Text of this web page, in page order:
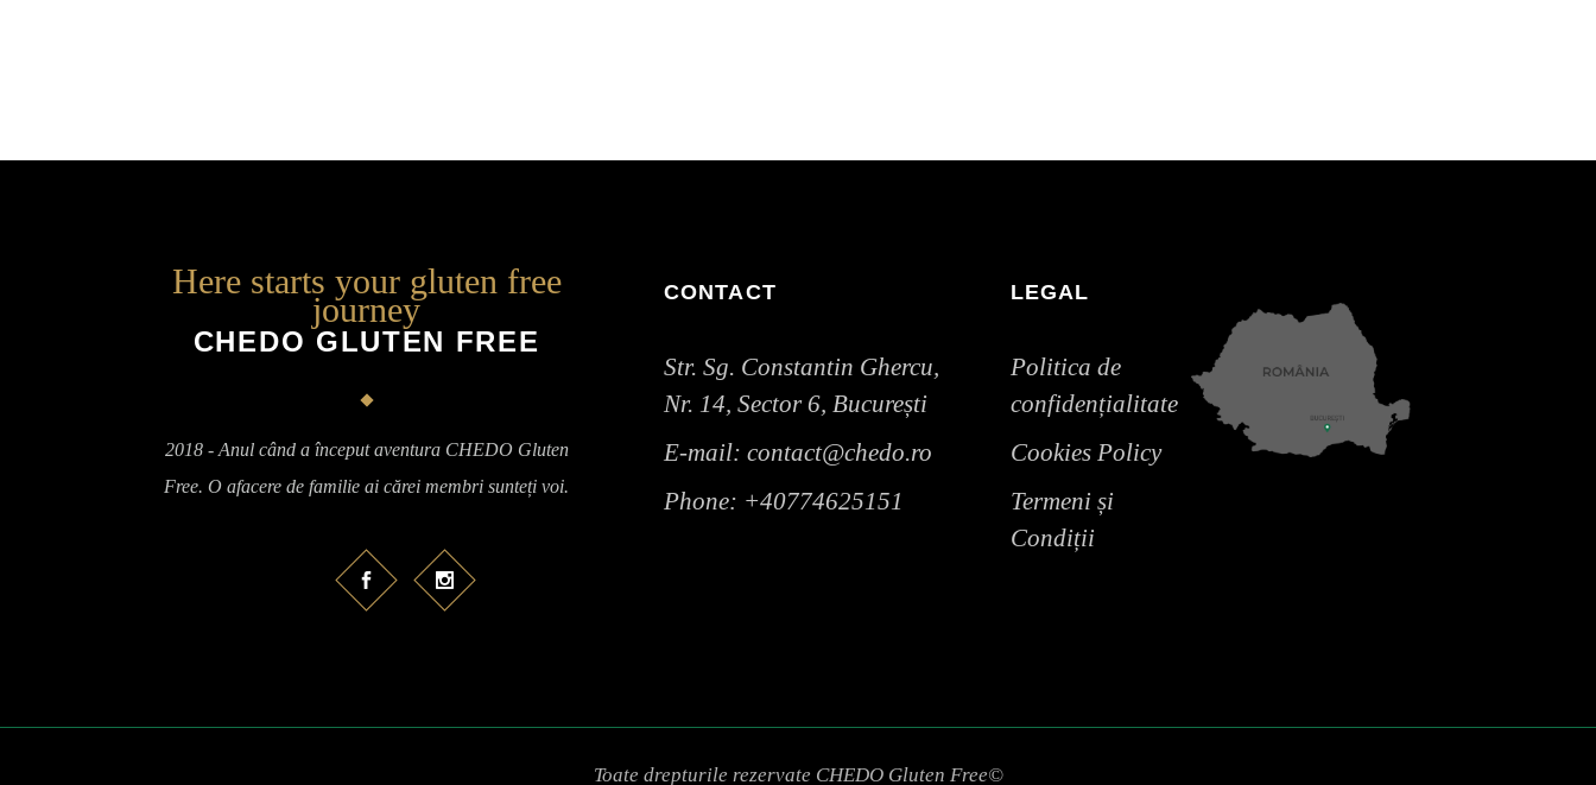
Here starts your gluten free
journey
CHEDO GLUTEN FREE
2018 - Anul când a început aventura CHEDO Gluten
Free. O afacere de familie ai cărei membri sunteți voi.
CONTACT
Str. Sg. Constantin Ghercu,
Nr. 14, Sector 6, București
E-mail:contact@chedo.ro
Phone: +40774625151
LEGAL
Politica de
confidențialitate
Cookies Policy
Termeni și
Condiții
Toate drepturile rezervate CHEDO Gluten Free©